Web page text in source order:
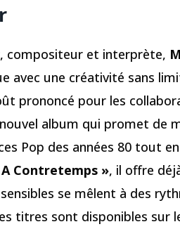
compositeur et interprète,
avec une créativité sans
prononcé pour les
album qui promet de
Pop des années 80 tout
Contretemps », il offre
se mêlent à des
titres sont disponibles sur